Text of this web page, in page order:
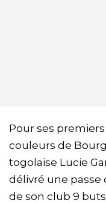
Pour ses
couleurs de
togolaise Lucie
délivré une passe
de son club 9 buts